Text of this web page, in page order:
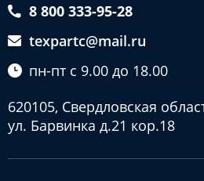
8 800 333-95-28
texpartc@mail.ru
пн-пт с 9.00 до 18.00
620105, Свердловская
ул. Барвинка д.21 кор.18